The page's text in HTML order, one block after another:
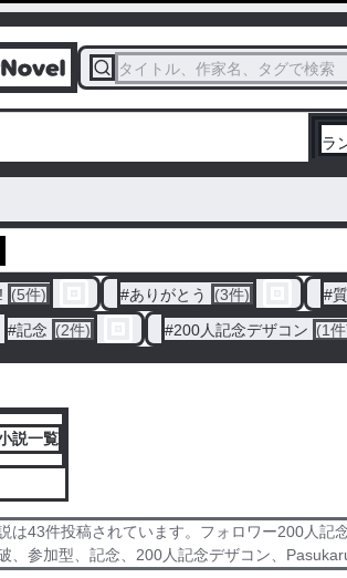
タイトル、作家名、タグで検索
ラ
(5件) #ありがとう (3件) #
#記念 (2件) #200人記念デザコン (1
説一覧
は43件投稿されています。フォロワー200人
、参加型、記念、200人記念デザコン、